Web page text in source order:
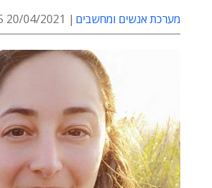
מערכת אנשים ומחשבים 20/04/2021 11:35